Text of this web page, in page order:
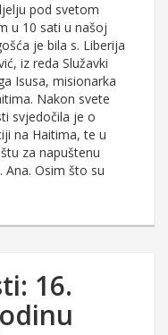
pod svetom
u 10 sati u našoj
je bila s. Liberija
iz reda Služavki
Isusa, misionarka
Nakon svete
svjedočila je o
na Haitima, te u
za napuštenu
Osim što su
16.